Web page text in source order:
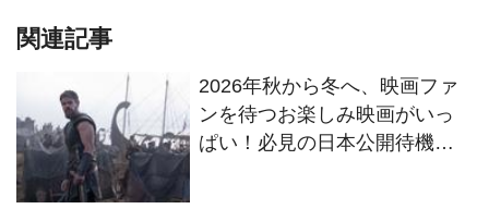
関連記事
2026年秋から冬へ、映画ファ
ンを待つお楽しみ映画がいっ
ぱい！必見の日本公開待機作